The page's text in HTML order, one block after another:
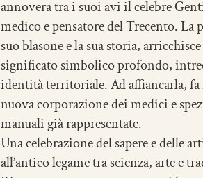
annovera tra i suoi avi il celebre
medico e pensatore del Trecento. La
suo blasone e la sua storia,
significato simbolico profondo,
identità territoriale. Ad affiancarla, fa
nuova corporazione dei medici e
manuali già rappresentate.
Una celebrazione del sapere e delle
all’antico legame tra scienza, arte e